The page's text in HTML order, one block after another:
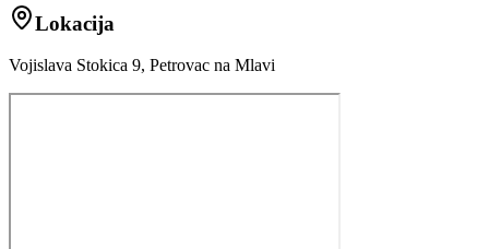
Lokacija
Vojislava Stokica 9, Petrovac na Mlavi